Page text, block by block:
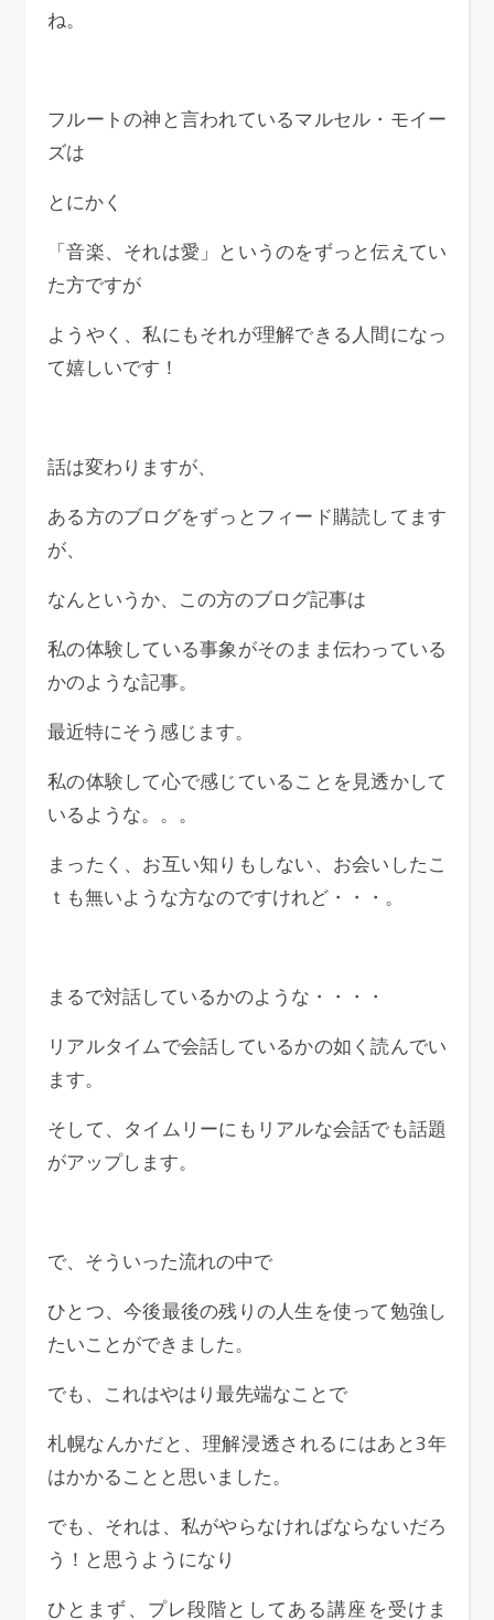
ね。
フルートの神と言われているマルセル・モイー
ズは
とにかく
「音楽、それは愛」というのをずっと伝えてい
た方ですが
ようやく、私にもそれが理解できる人間になっ
て嬉しいです！
話は変わりますが、
ある方のブログをずっとフィード購読してます
が、
なんというか、この方のブログ記事は
私の体験している事象がそのまま伝わっている
かのような記事。
最近特にそう感じます。
私の体験して心で感じていることを見透かして
いるような。。。
まったく、お互い知りもしない、お会いしたこ
ｔも無いような方なのですけれど・・・。
まるで対話しているかのような・・・・
リアルタイムで会話しているかの如く読んでい
ます。
そして、タイムリーにもリアルな会話でも話題
がアップします。
で、そういった流れの中で
ひとつ、今後最後の残りの人生を使って勉強し
たいことができました。
でも、これはやはり最先端なことで
札幌なんかだと、理解浸透されるにはあと3年
はかかることと思いました。
でも、それは、私がやらなければならないだろ
う！と思うようになり
ひとまず、プレ段階としてある講座を受けま